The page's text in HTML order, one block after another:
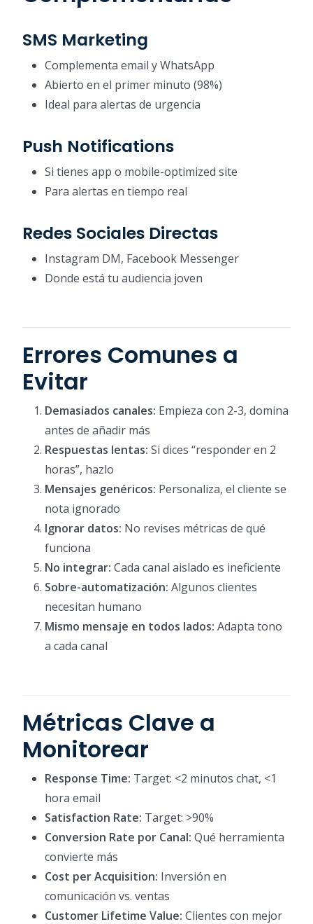
SMS Marketing
Complementa email y WhatsApp
Abierto en el primer minuto (98%)
Ideal para alertas de urgencia
Push Notifications
Si tienes app o mobile-optimized site
Para alertas en tiempo real
Redes Sociales Directas
Instagram DM, Facebook Messenger
Donde está tu audiencia joven
Errores Comunes a
Evitar
Demasiados canales: Empieza con 2-3, domina
antes de añadir más
Respuestas lentas: Si dices “responder en 2
horas”, hazlo
Mensajes genéricos: Personaliza, el cliente se
nota ignorado
Ignorar datos: No revises métricas de qué
funciona
No integrar: Cada canal aislado es ineficiente
Sobre-automatización: Algunos clientes
necesitan humano
Mismo mensaje en todos lados: Adapta tono
a cada canal
Métricas Clave a
Monitorear
Response Time: Target: <2 minutos chat, <1
hora email
Satisfaction Rate: Target: >90%
Conversion Rate por Canal: Qué herramienta
convierte más
Cost per Acquisition: Inversión en
comunicación vs. ventas
Customer Lifetime Value: Clientes con mejor